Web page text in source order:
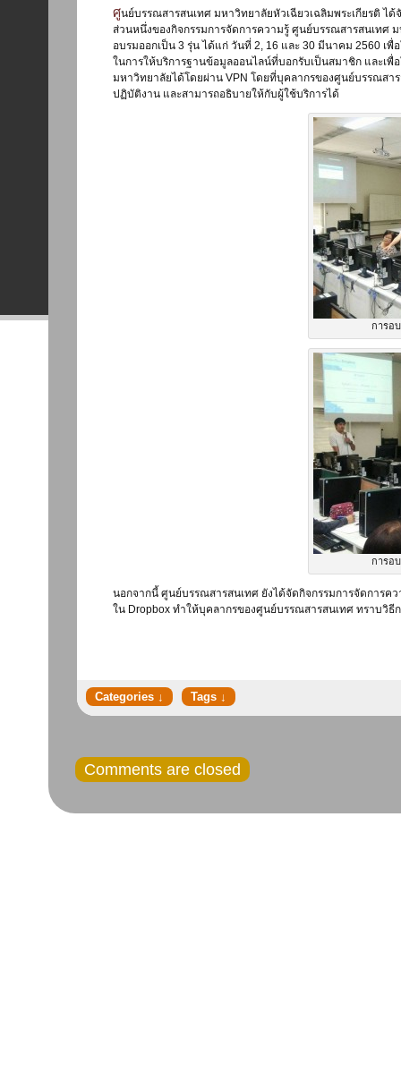
ศูนย์บรรณสารสนเทศ มหาวิทยาลัยหัวเฉียวเฉลิมพระเกียรติ ได้จัดอบรมการใช้ VPN และการใช้ Dropbox ซึ่งเป็น
ส่วนหนึ่งของกิจกรรมการจัดการความรู้ ศูนย์บรรณสารสนเทศ
อบรมออกเป็น 3 รุ่น ได้แก่ วันที่ 2, 16 และ 30 มีนาคม 2560 เ
ในการให้บริการฐานข้อมูลออนไลน์ที่บอกรับเป็นสมาชิก และเ
มหาวิทยาลัยได้โดยผ่าน VPN โดยที่บุคลากรของศูนย์บรรณสา
ปฏิบัติงาน และสามารถอธิบายให้กับผู้ใช้บริการได้
การอ
การอ
นอกจากนี้ ศูนย์บรรณสารสนเทศ ยังได้จัดกิจกรรมการจัดการค
ใน Dropbox ทำให้บุคลากรของศูนย์บรรณสารสนเทศ ทราบวิธี
Comments are closed